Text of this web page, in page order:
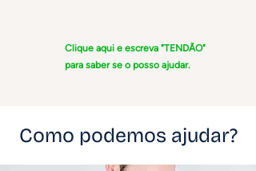
Clique aqui e escreva "TENDÃO"
para saber se o posso ajudar.
Como podemos ajudar?